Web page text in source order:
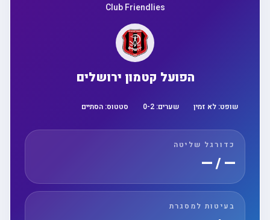
Club Friendlies
הפועל קטמון ירושלים
שופט:לא זמין שערים: 0 -2 סטטוס:הסתיים
כדורגל שליטה
— / —
בעיטות למסגרת